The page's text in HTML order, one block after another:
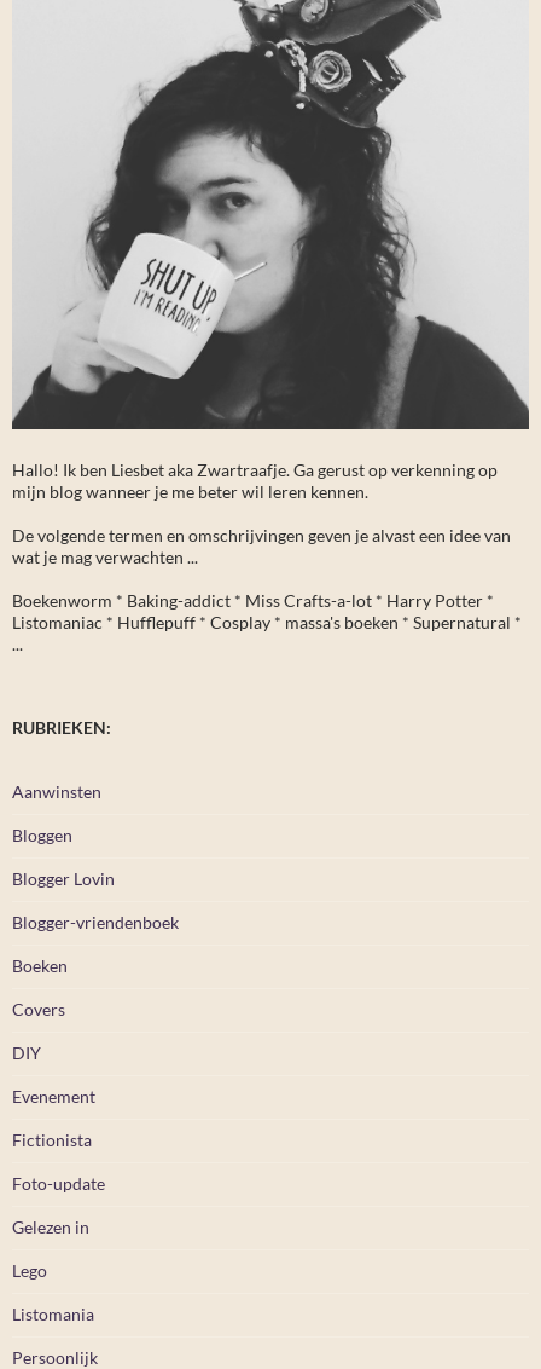
Hallo! Ik ben Liesbet aka Zwartraafje. Ga gerust op verkenning op
mijn blog wanneer je me beter wil leren kennen.
De volgende termen en omschrijvingen geven je alvast een idee van
wat je mag verwachten ...
Boekenworm * Baking-addict * Miss Crafts-a-lot * Harry Potter *
Listomaniac * Hufflepuff * Cosplay * massa's boeken * Supernatural *
...
RUBRIEKEN:
Aanwinsten
Bloggen
Blogger Lovin
Blogger-vriendenboek
Boeken
Covers
DIY
Evenement
Fictionista
Foto-update
Gelezen in
Lego
Listomania
Persoonlijk